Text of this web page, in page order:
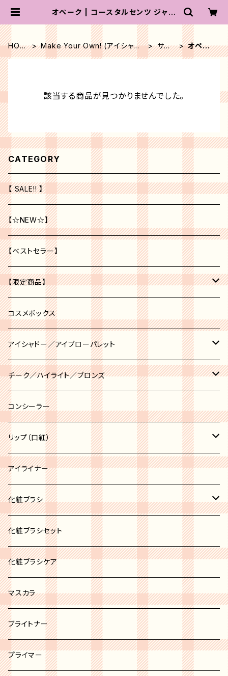
オペーク | コースタルセンツ ジャパ
HOM
E
Make Your Own! (アイシャド
ー)
サテ
ン
オペー
ク
該当する商品が見つかりませんでした。
CATEGORY
【 SALE!! 】
【☆NEW☆】
【ベストセラー】
【限定商品】
福袋
コスメボックス
アイシャドー／アイブローパレット
アイブロー
アイシャドー
チーク／ハイライト／ブロンズ
チーク
チークポット
ハイライト
ブロンズ
コンシーラー
リップ（口紅）
リップパレット
リップスティック
リップグロス
リップバーム
リップライナー
アイライナー
化粧ブラシ
ブラシセット
カブキブラシ
シャドウブラシ
チーク＆パウダーブラシ
ファンデーションブラシ
化粧ブラシセット
化粧ブラシケア
マスカラ
ブライトナー
プライマー